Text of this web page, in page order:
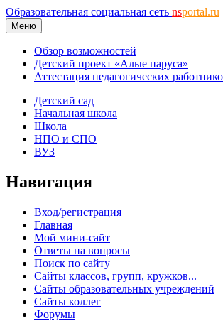
Образовательная социальная сеть nsportal.ru
Меню
Обзор возможностей
Детский проект «Алые паруса»
Аттестация педагогических
Детский сад
Начальная школа
Школа
НПО и СПО
ВУЗ
Навигация
Вход/регистрация
Главная
Мой мини-сайт
Ответы на вопросы
Поиск по сайту
Сайты классов, групп, кружков...
Сайты образовательных учреждений
Сайты коллег
Форумы